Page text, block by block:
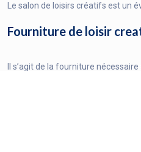
Le salon de loisirs créatifs est un
Fourniture de loisir
Il s’agit de la fourniture